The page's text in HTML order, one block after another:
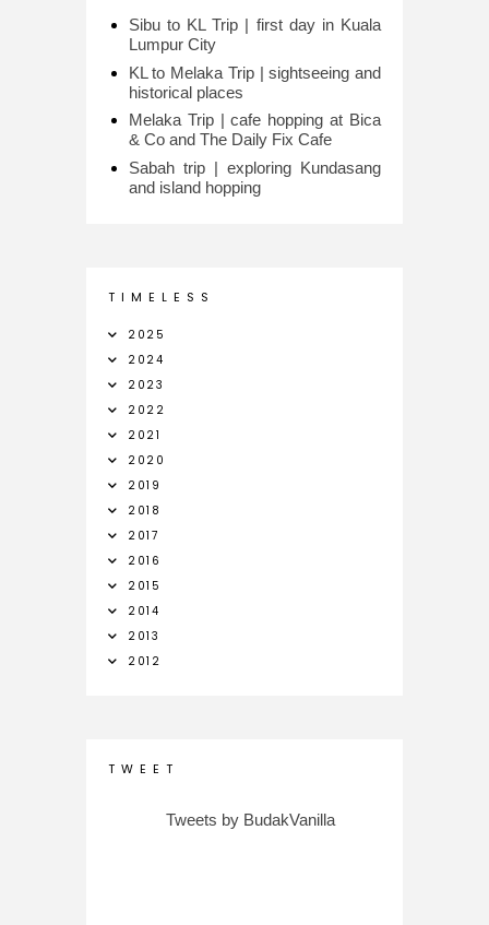
Sibu to KL Trip | first day in Kuala
Lumpur City
KL to Melaka Trip | sightseeing and
historical places
Melaka Trip | cafe hopping at Bica
& Co and The Daily Fix Cafe
Sabah trip | exploring Kundasang
and island hopping
T I M E L E S S
2025
2024
2023
2022
2021
2020
2019
2018
2017
2016
2015
2014
2013
2012
T W E E T
Tweets by BudakVanilla